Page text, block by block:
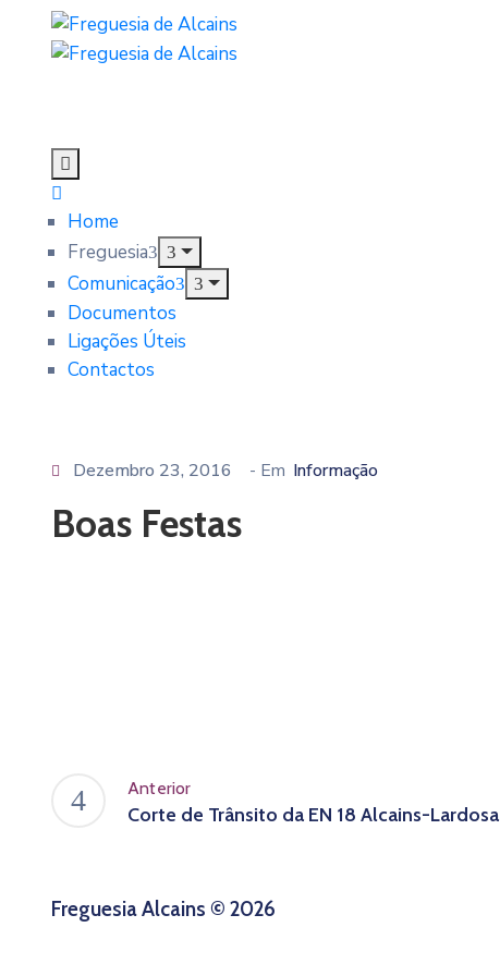
Home
Freguesia
Comunicação
Documentos
Ligações Úteis
Contactos
Dezembro 23, 2016 - Em Informação
Boas Festas
Anterior
Corte de Trânsito da EN 18 Alcains-Lardosa
Freguesia Alcains © 2026